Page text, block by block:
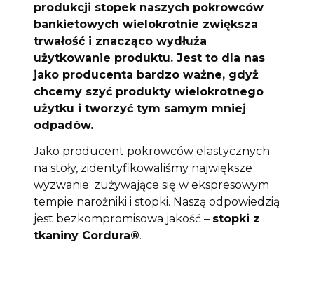
produkcji stopek naszych pokrowców
bankietowych wielokrotnie zwiększa
trwałość i znacząco wydłuża
użytkowanie produktu. Jest to dla nas
jako producenta bardzo ważne, gdyż
chcemy szyć produkty wielokrotnego
użytku i tworzyć tym samym mniej
odpadów.
Jako producent pokrowców elastycznych
na stoły, zidentyfikowaliśmy największe
wyzwanie: zużywające się w ekspresowym
tempie narożniki i stopki. Naszą odpowiedzią
jest bezkompromisowa jakość – stopki z
tkaniny Cordura®.